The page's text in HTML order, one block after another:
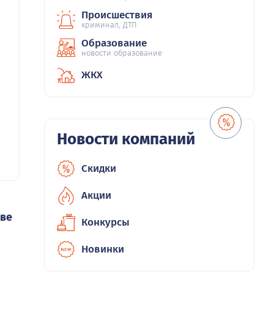
Происшествия
криминал, ДТП
Образование
новости образование
ЖКХ
Новости компаний
Скидки
Акции
Конкурсы
Новинки